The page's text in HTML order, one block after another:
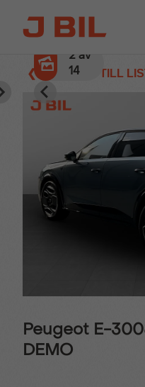
❮ TILLBAKA TILL
2av
14
Peugeot E-
DEMO